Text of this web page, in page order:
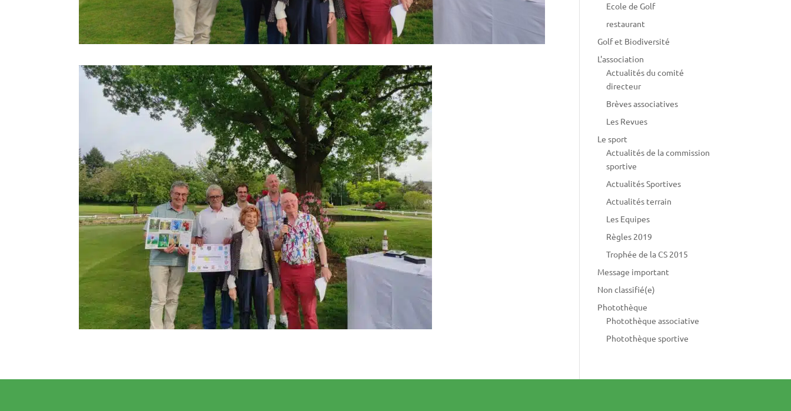
Ecole de Golf
restaurant
Golf et Biodiversité
L'association
Actualités du comité
directeur
Brèves associatives
Les Revues
Le sport
Actualités de la commission
sportive
Actualités Sportives
Actualités terrain
Les Equipes
Règles 2019
Trophée de la CS 2015
Message important
Non classifié(e)
Photothèque
Photothèque associative
Photothèque sportive